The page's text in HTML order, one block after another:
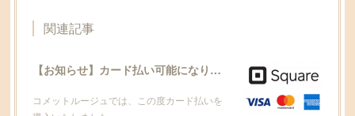
関連記事
【お知らせ】カード払い可能になりました♪
コメットルージュでは、この度カード払いを